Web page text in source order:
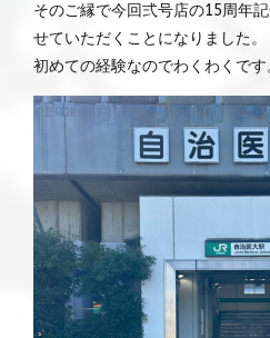
そのご縁で今回弍号店の15周年
せていただくことになりました。
初めての経験なのでわくわくです